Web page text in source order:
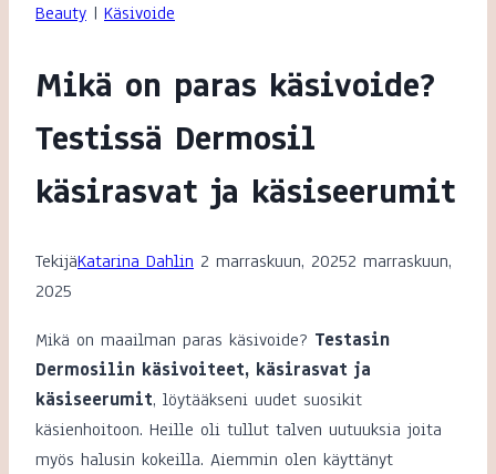
Beauty | Käsivoide
Mikä on paras käsivoide?
Testissä Dermosil
käsirasvat ja käsiseerumit
TekijäKatarina Dahlin 2 marraskuun, 20252 marraskuun,
2025
Mikä on maailman paras käsivoide? Testasin
Dermosilin käsivoiteet, käsirasvat ja
käsiseerumit, löytääkseni uudet suosikit
käsienhoitoon. Heille oli tullut talven uutuuksia joita
myös halusin kokeilla. Aiemmin olen käyttänyt